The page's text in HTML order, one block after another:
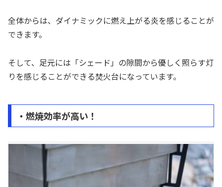
全体からは、ダイナミックに燃え上がる炎を感じることが
できます。
そして、足元には「シェード」の隙間から優しく照らす灯
りを感じることができる焚火台になっています。
・燃焼効率が高い！